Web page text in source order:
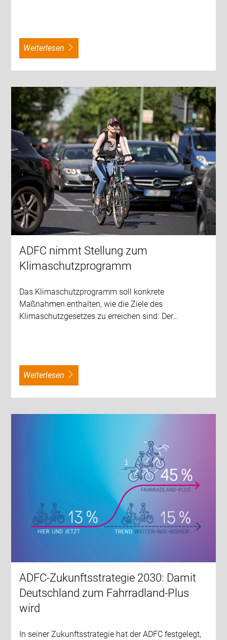
weiterlesen
ADFC nimmt Stellung zum
Klimaschutzprogramm
Das Klimaschutzprogramm soll konkrete
Maßnahmen enthalten, wie die Ziele des
Klimaschutzgesetzes zu erreichen sind. Der…
weiterlesen
ADFC-Zukunftsstrategie 2030: Damit
Deutschland zum Fahrradland-Plus
wird
In seiner Zukunftsstrategie hat der ADFC festgelegt,